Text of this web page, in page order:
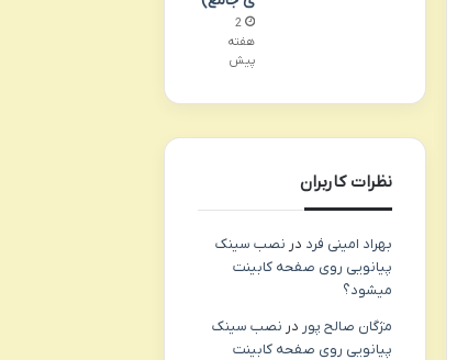
2
هفته
پیش
نظرات کاربران
بهراد امینی فرد در نصب سینک
پیانویی روی صفحه کابینت
میشود؟
مژگان صالح پور در نصب سینک
پیانویی روی صفحه کابینت